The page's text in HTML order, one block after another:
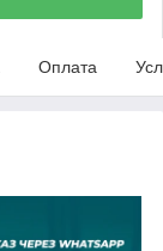
Оплата